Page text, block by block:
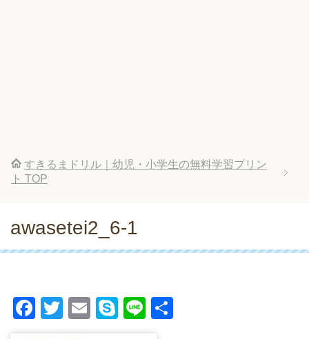
すきるまドリル｜幼児・小学生の無料学習プリン
ト TOP
awasetei2_6-1
F
T
E
S
Li